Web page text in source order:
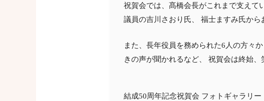
祝賀会では、髙橋会長がこれまで支えて
議員の吉川さおり氏、 福士ますみ氏から
また、長年役員を務められた6人の方々
きの声が聞かれるなど、 祝賀会は終始、
結成50周年記念祝賀会 フォトギャラリー